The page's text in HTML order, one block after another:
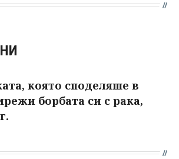
която споделяше в
борбата си с рака,